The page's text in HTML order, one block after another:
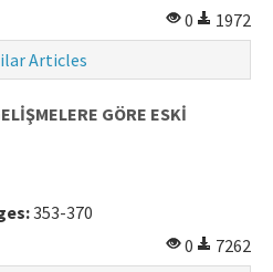
0
1972
Articles
GÖRE ESKİ
353-370
0
7262